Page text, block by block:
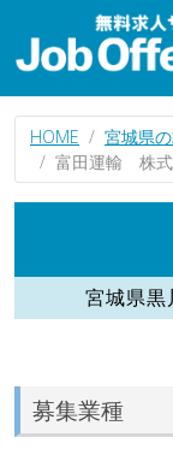
HOME 宮城県
富田運輸 株式
宮城県黒
募集業種